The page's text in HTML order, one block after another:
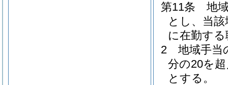
第11条
地
とし、当
に在勤す
2
地域手当
分の20を
とする。